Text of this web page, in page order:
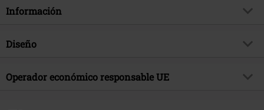
Información
Artículo no.
Género Musical
Progressive Rock
Diseño
Tipo de producto
CD
Operador económico responsable UE